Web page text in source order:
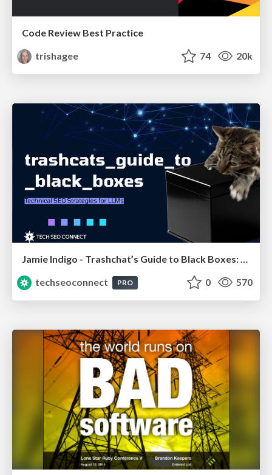
Code Review Best Practice
trishagee
74 20k
Jamie Indigo - Trashchat’s Guide to Black Boxes: Technical SEO Tactics for LLMs
techseoconnect
PRO 0 570